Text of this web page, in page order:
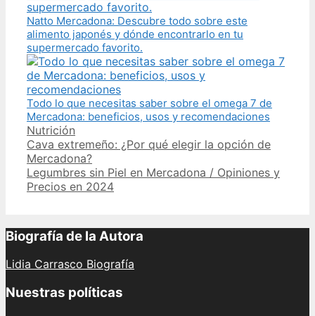
Natto Mercadona: Descubre todo sobre este
alimento japonés y dónde encontrarlo en tu
supermercado favorito.
Todo lo que necesitas saber sobre el omega 7 de
Mercadona: beneficios, usos y recomendaciones
Categories
Nutrición
Post
navigation
Cava extremeño: ¿Por qué elegir la opción de
Mercadona?
Legumbres sin Piel en Mercadona / Opiniones y
Precios en 2024
Biografía de la Autora
Lidia Carrasco Biografía
Nuestras políticas